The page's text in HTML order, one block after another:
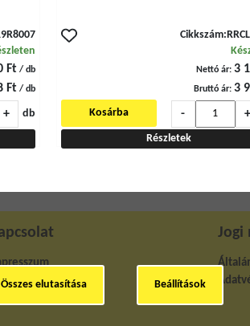
Ft / db
Ft / db
+ db
Cikkszám:
Nettó ár: 3
Bruttó ár: 3
-
+
Kosárba
Részletek
Jogi
Összes elutasítása Beállítások